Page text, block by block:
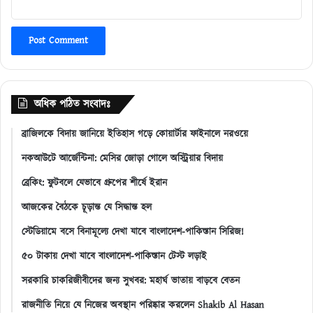
অধিক পঠিত সংবাদঃ
ব্রাজিলকে বিদায় জানিয়ে ইতিহাস গড়ে কোয়ার্টার ফাইনালে নরওয়ে
নকআউটে আর্জেন্টিনা: মেসির জোড়া গোলে অস্ট্রিয়ার বিদায়
ব্রেকিং: ফুটবলে যেভাবে গ্রুপের শীর্ষে ইরান
আজকের বৈঠকে চূড়ান্ত যে সিদ্ধান্ত হল
স্টেডিয়ামে বসে বিনামূল্যে দেখা যাবে বাংলাদেশ-পাকিস্তান সিরিজ!
৫০ টাকায় দেখা যাবে বাংলাদেশ-পাকিস্তান টেস্ট লড়াই
সরকারি চাকরিজীবীদের জন্য সুখবর: মহার্ঘ ভাতায় বাড়বে বেতন
রাজনীতি নিয়ে যে নিজের অবস্থান পরিষ্কার করলেন Shakib Al Hasan